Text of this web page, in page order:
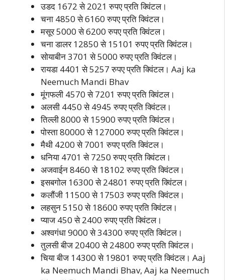
उडद 1672 से 2021 रुपए प्रति क्विंटल।
चना 4850 से 6160 रुपए प्रति क्विंटल।
मसूर 5000 से 6200 रुपए प्रति क्विंटल।
चना डालर 12850 से 15101 रुपए प्रति क्विंटल।
सोयाबीन 3701 से 5000 रुपए प्रति क्विंटल।
रायडा 4401 से 5257 रुपए प्रति क्विंटल। Aaj ka
Neemuch Mandi Bhav
मूंगफली 4570 से 7201 रुपए प्रति क्विंटल।
अलसी 4450 से 4945 रुपए प्रति क्विंटल।
तिल्ली 8000 से 15900 रुपए प्रति क्विंटल।
पोस्ता 80000 से 127000 रुपए प्रति क्विंटल।
मैथी 4200 से 7001 रुपए प्रति क्विंटल।
धनिया 4701 से 7250 रुपए प्रति क्विंटल।
अजवाईन 8460 से 18102 रुपए प्रति क्विंटल।
इसबगोल 16300 से 24801 रुपए प्रति क्विंटल।
कलौंजी 11500 से 17503 रुपए प्रति क्विंटल।
लहसुन 5150 से 18600 रुपए प्रति क्विंटल।
प्याज 450 से 2400 रुपए प्रति क्विंटल।
अश्वगंधा 9000 से 34300 रुपए प्रति क्विंटल।
तुलसी बीज 20400 से 24800 रुपए प्रति क्विंटल।
चिया बीज 14300 से 19801 रुपए प्रति क्विंटल। Aaj
ka Neemuch Mandi Bhav, Aaj ka Neemuch